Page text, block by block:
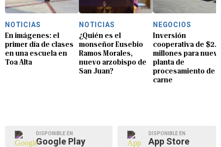
NOTICIAS
En imágenes: el
primer día de clases
en una escuela en
Toa Alta
NOTICIAS
¿Quién es el
monseñor Eusebio
Ramos Morales,
nuevo arzobispo de
San Juan?
NEGOCIOS
Inversión
cooperativa de $2.8
millones para nueva
planta de
procesamiento de
carne
DISPONIBLE EN
Google Play
DISPONIBLE EN
App Store